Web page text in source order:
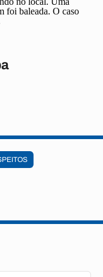
foi baleada. O caso